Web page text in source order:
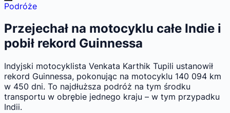
Podróże
Przejechał na motocyklu całe Indie i
pobił rekord Guinnessa
Indyjski motocyklista Venkata Karthik Tupili ustanowił
rekord Guinnessa, pokonując na motocyklu 140 094 km
w 450 dni. To najdłuższa podróż na tym środku
transportu w obrębie jednego kraju – w tym przypadku
Indii.